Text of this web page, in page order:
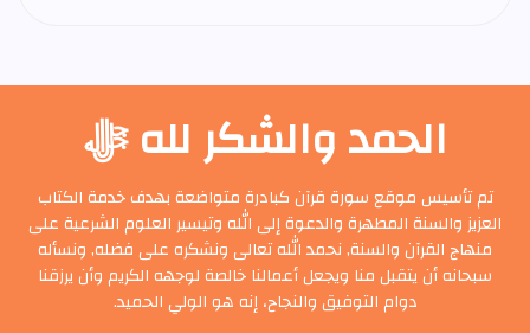
الحمد والشكر لله ﷻ
تم تأسيس موقع سورة قرآن كبادرة متواضعة بهدف خدمة الكتاب
العزيز والسنة المطهرة والدعوة إلى الله وتيسير العلوم الشرعية على
منهاج القرآن والسنة, نحمد الله تعالى ونشكره على فضله, ونسأله
سبحانه أن يتقبل منا ويجعل أعمالنا خالصة لوجهه الكريم وأن يرزقنا
دوام التوفيق والنجاح، إنه هو الولي الحميد.